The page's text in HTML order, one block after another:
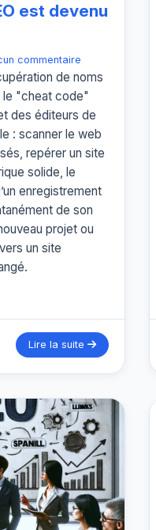
est devenu
commentaire
de noms
le "cheat code"
des éditeurs de
: scanner le web
repérer un site
solide, le
enregistrement
de son
projet ou
un site
Lire la suite